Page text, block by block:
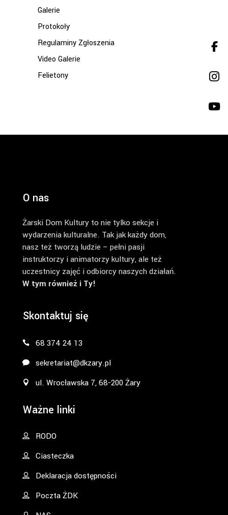
Galerie
Protokoły
Regulaminy Zgłoszenia
Video Galerie
Felietony
O nas
Żarski Dom Kultury to nie tylko sekcje i
wydarzenia kulturalne. Tak jak każdy dom,
nasz też tworzą ludzie – pełni pasji
instruktorzy i animatorzy kultury, ale też
uczestnicy zajęć i odbiorcy naszych działań.
W tym również i Ty!
Skontaktuj się
68 374 24 13
sekretariat@dkzary.pl
ul. Wrocławska 7, 68-200 Żary
Ważne linki
RODO
Ciasteczka
Deklaracja dostępności
Poczta ŻDK